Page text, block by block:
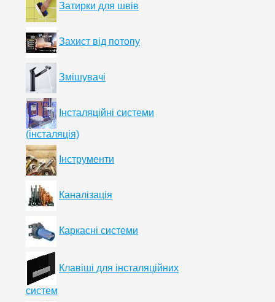
Затирки для швів
Захист від потопу
Змішувачі
Інсталяційні системи
(інсталяція)
Інструменти
Каналізація
Каркасні системи
Клавіші для інсталяційних
систем